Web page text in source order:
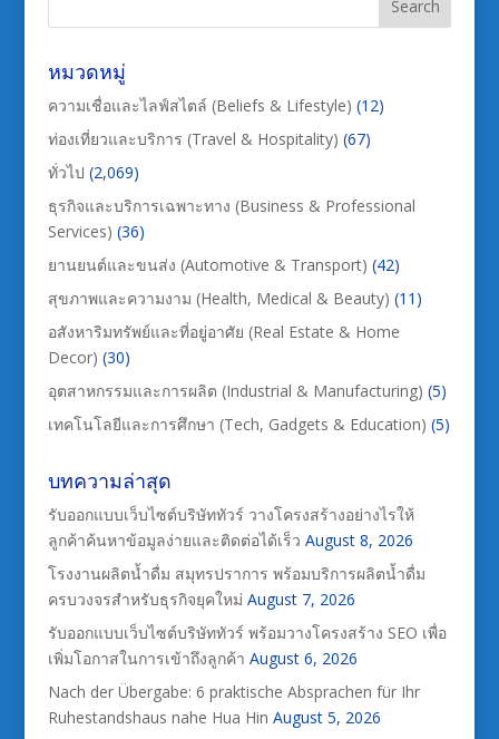
หมวดหมู่
ความเชื่อและไลฟ์สไตล์ (Beliefs & Lifestyle) (12)
ท่องเที่ยวและบริการ (Travel & Hospitality) (67)
ทั่วไป (2,069)
ธุรกิจและบริการเฉพาะทาง (Business & Professional
Services) (36)
ยานยนต์และขนส่ง (Automotive & Transport) (42)
สุขภาพและความงาม (Health, Medical & Beauty) (11)
อสังหาริมทรัพย์และที่อยู่อาศัย (Real Estate & Home
Decor) (30)
อุตสาหกรรมและการผลิต (Industrial & Manufacturing) (5)
เทคโนโลยีและการศึกษา (Tech, Gadgets & Education) (5)
บทความล่าสุด
รับออกแบบเว็บไซต์บริษัททัวร์ วางโครงสร้างอย่างไรให้
ลูกค้าค้นหาข้อมูลง่ายและติดต่อได้เร็ว August 8, 2026
โรงงานผลิตน้ำดื่ม สมุทรปราการ พร้อมบริการผลิตน้ำดื่ม
ครบวงจรสำหรับธุรกิจยุคใหม่ August 7, 2026
รับออกแบบเว็บไซต์บริษัททัวร์ พร้อมวางโครงสร้าง SEO เพื่อ
เพิ่มโอกาสในการเข้าถึงลูกค้า August 6, 2026
Nach der Übergabe: 6 praktische Absprachen für Ihr
Ruhestandshaus nahe Hua Hin August 5, 2026